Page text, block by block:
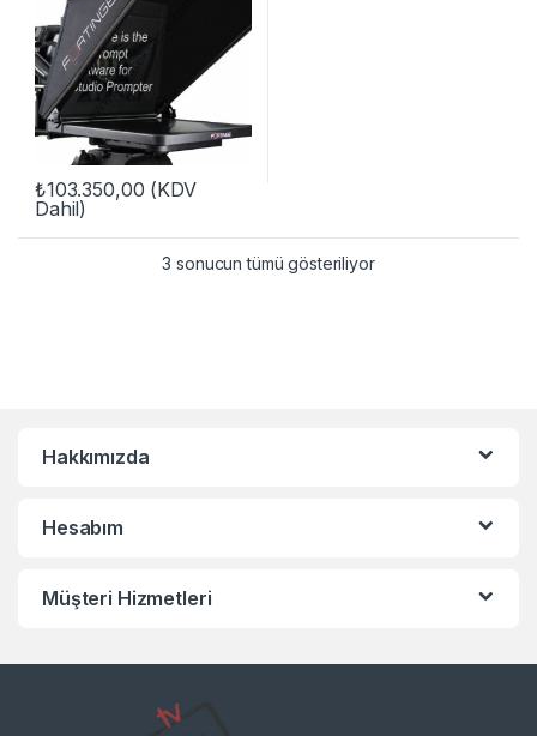
₺103.350,00 (KDV
Dahil)
3 sonucun tümü gösteriliyor
Hakkımızda
Hesabım
Müşteri Hizmetleri